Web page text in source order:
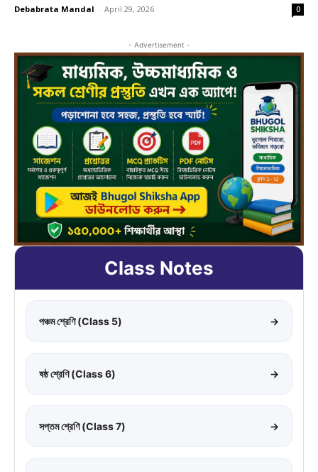
Debabrata Mandal - April 29, 2026 0
- Advertisement -
Class Notes
পঞ্চম শ্রেণি (Class 5) →
ষষ্ঠ শ্রেণি (Class 6) →
সপ্তম শ্রেণি (Class 7) →